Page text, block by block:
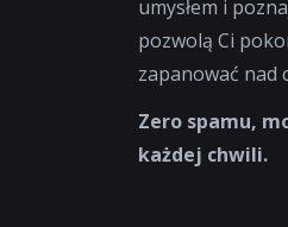
umysłem i
pozwolą Ci
zapanować nad
Zero spamu,
każdej chwili.